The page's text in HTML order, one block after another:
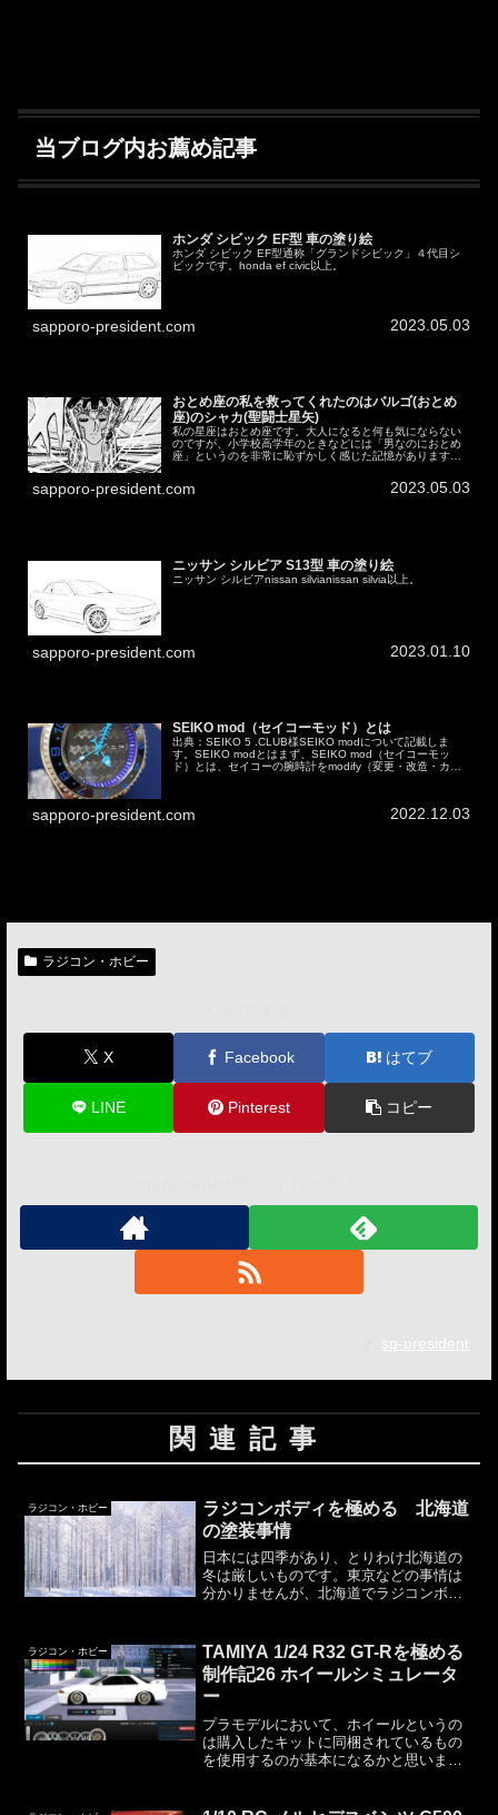
当ブログ内お薦め記事
ホンダ シビック EF型 車の塗り絵
ホンダ シビック EF型通称「グランドシビック」４代目シ
ビックです。honda ef civic以上。
sapporo-president.com 2023.05.03
おとめ座の私を救ってくれたのはバルゴ(おとめ
座)のシャカ(聖闘士星矢)
私の星座はおとめ座です。大人になると何も気にならない
のですが、小学校高学年のときなどには「男なのにおとめ
座」というのを非常に恥ずかしく感じた記憶があります。
sapporo-president.com 2023.05.03
ニッサン シルビア S13型 車の塗り絵
ニッサン シルビアnissan silvianissan silvia以上。
sapporo-president.com 2023.01.10
SEIKO mod（セイコーモッド）とは
出典：SEIKO 5 .CLUB様SEIKO modについて記載しま
す。SEIKO modとはまず、SEIKO mod（セイコーモッ
ド）とは、セイコーの腕時計をmodify（変更・改造・カス
sapporo-president.com 2022.12.03
ラジコン・ホビー
X Facebook はてブ
LINE Pinterest コピー
sp-president
関連記事
ラジコン・ホビー
ラジコンボディを極める 北海道
の塗装事情
日本には四季があり、とりわけ北海道の
冬は厳しいものです。東京などの事情は
分かりませんが、北海道でラジコンボデ
10月が塗装可能な時期なので、実質塗装
可能なのは4ヶ...
ラジコン・ホビー
TAMIYA 1/24 R32 GT-Rを極める
制作記26 ホイールシミュレータ
ー
プラモデルにおいて、ホイールというの
は購入したキットに同梱されているもの
を使用するのが基本になるかと思います